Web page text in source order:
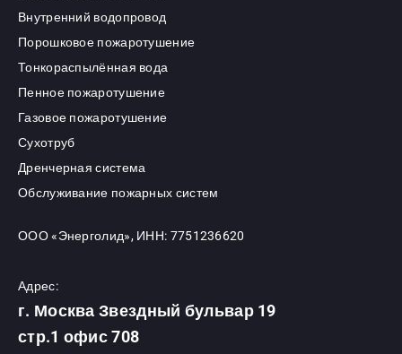
Внутренний водопровод
Порошковое пожаротушение
Тонкораспылённая вода
Пенное пожаротушение
Газовое пожаротушение
Сухотруб
Дренчерная система
Обслуживание пожарных систем
ООО «Энерголид», ИНН: 7751236620
Адрес:
г. Москва Звездный бульвар 19
стр.1 офис 708